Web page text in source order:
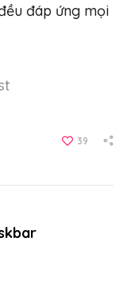
đáp ứng mọi
39